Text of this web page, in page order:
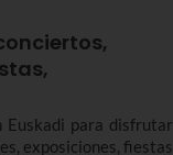
Euskadi para disfrutar
exposiciones, fiestas